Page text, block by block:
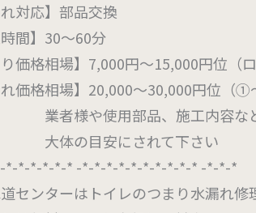
れ対応】部品交換
時間】30～60分
り価格相場】7,000円～15,000円位（ロ
れ価格相場】20,000～30,000円位（①
や使用部品、施工内容など
の目安にされて下さい
*-*-*-*-*-* -*-*-*-*-*-*-*-*-*-* -*-*-*
センターはトイレのつまり水漏れ修